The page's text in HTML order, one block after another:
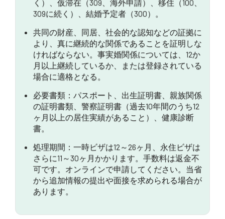
く）、仮滞在（309、海外申請）、移住（100、
309に続く）、結婚予定者（300）。
共同の財産、同居、社会的な認知などの証拠に
より、真に継続的な関係であることを証明しな
ければならない。事実婚関係については、12か
月以上継続しているか、または登録されている
場合に適格となる。
必要書類：パスポート、出生証明書、親族関係
の証明書類、警察証明書（過去10年間のうち12
ヶ月以上の居住実績があること）、健康診断
書。
処理期間：一時ビザは12～26ヶ月、永住ビザは
さらに11～30ヶ月かかります。手数料は返金不
可です。オンラインで申請してください。当省
から追加情報の提出や面接を求められる場合が
あります。